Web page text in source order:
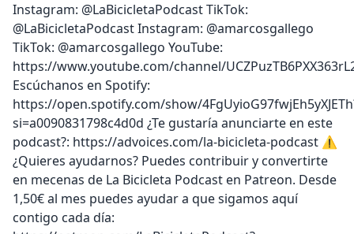
Instagram: @LaBicicletaPodcast TikTok:
@LaBicicletaPodcast Instagram: @amarcosgallego
TikTok: @amarcosgallego YouTube:
https://www.youtube.com/channel/
Escúchanos en Spotify:
https://open.spotify.com/show/
si=a0090831798c4d0d ¿Te gustaría anunciarte en este
podcast?: https://advoices.com/la-bicicleta-podcast ⚠️
¿Quieres ayudarnos? Puedes contribuir y convertirte
en mecenas de La Bicicleta Podcast en Patreon. Desde
1,50€ al mes puedes ayudar a que sigamos aquí
contigo cada día: